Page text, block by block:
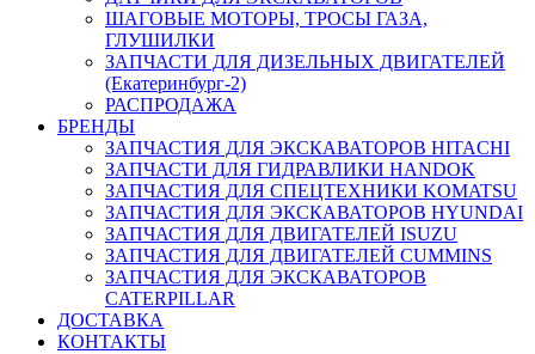
ШАГОВЫЕ МОТОРЫ, ТРОСЫ ГАЗА,
ГЛУШИЛКИ
ЗАПЧАСТИ ДЛЯ ДИЗЕЛЬНЫХ ДВИГАТЕЛЕЙ
(Екатеринбург-2)
РАСПРОДАЖА
БРЕНДЫ
ЗАПЧАСТИЯ ДЛЯ ЭКСКАВАТОРОВ HITACHI
ЗАПЧАСТИ ДЛЯ ГИДРАВЛИКИ HANDOK
ЗАПЧАСТИЯ ДЛЯ СПЕЦТЕХНИКИ KOMATSU
ЗАПЧАСТИЯ ДЛЯ ЭКСКАВАТОРОВ HYUNDAI
ЗАПЧАСТИЯ ДЛЯ ДВИГАТЕЛЕЙ ISUZU
ЗАПЧАСТИЯ ДЛЯ ДВИГАТЕЛЕЙ CUMMINS
ЗАПЧАСТИЯ ДЛЯ ЭКСКАВАТОРОВ
CATERPILLAR
ДОСТАВКА
КОНТАКТЫ